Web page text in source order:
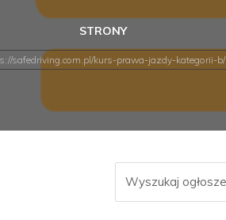
STRONY
safedriving.com.pl/kurs-prawa-jazdy-kategorii-b/